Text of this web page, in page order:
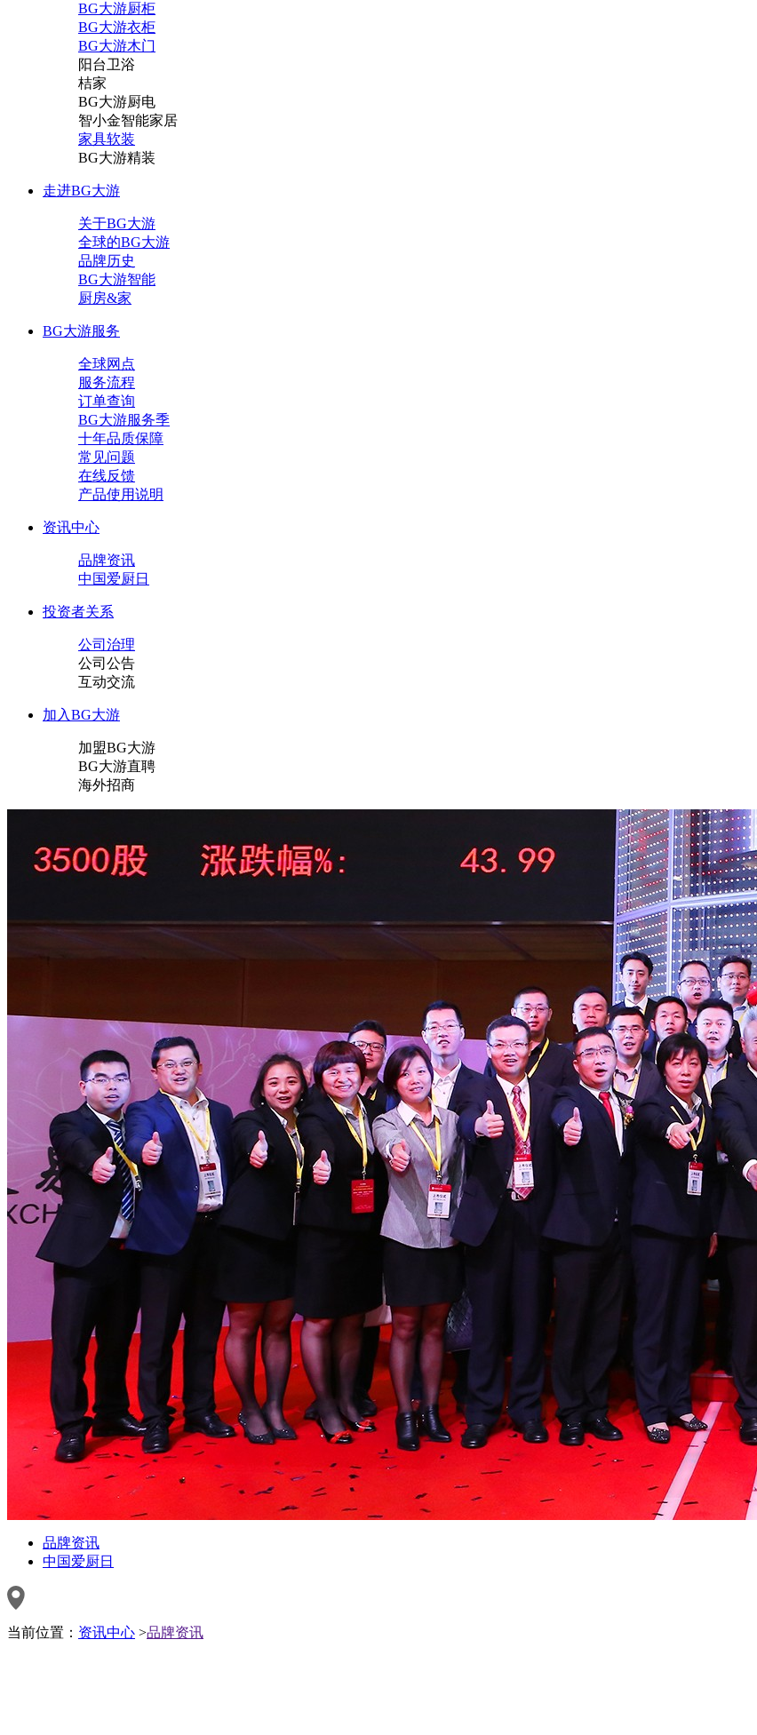
BG大游厨柜
BG大游衣柜
BG大游木门
阳台卫浴
桔家
BG大游厨电
智小金智能家居
家具软装
BG大游精装
走进BG大游
关于BG大游
全球的BG大游
品牌历史
BG大游智能
厨房&家
BG大游服务
全球网点
服务流程
订单查询
BG大游服务季
十年品质保障
常见问题
在线反馈
产品使用说明
资讯中心
品牌资讯
中国爱厨日
投资者关系
公司治理
公司公告
互动交流
加入BG大游
加盟BG大游
BG大游直聘
海外招商
品牌资讯
中国爱厨日
当前位置： 资讯中心 >品牌资讯